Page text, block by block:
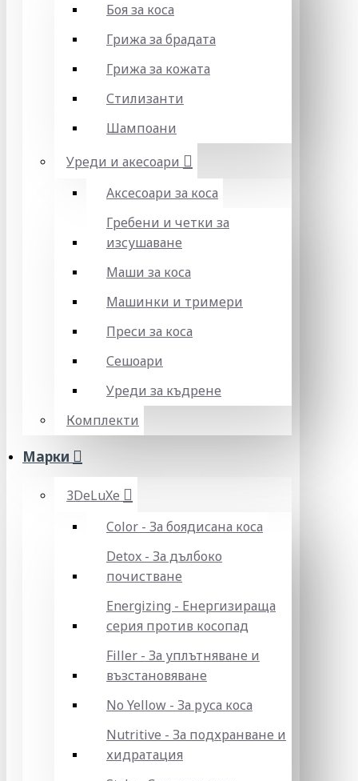
Боя за коса
Грижа за брадата
Грижа за кожата
Стилизанти
Шампоани
Уреди и акесоари
Аксесоари за коса
Гребени и четки за
изсушаване
Маши за коса
Машинки и тримери
Преси за коса
Сешоари
Уреди за къдрене
Комплекти
Марки
3DeLuXe
Color - За боядисана коса
Detox - За дълбоко
почистване
Energizing - Енергизираща
серия против косопад
Filler - За уплътняване и
възстановяване
No Yellow - За руса коса
Nutritive - За подхранване и
хидратация